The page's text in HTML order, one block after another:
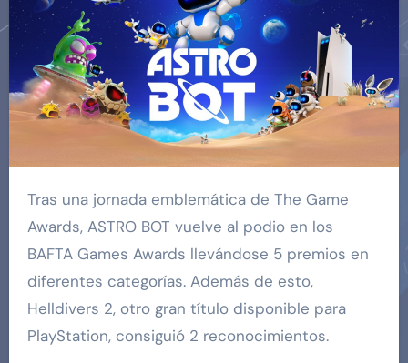
Tras una jornada emblemática de The Game
Awards, ASTRO BOT vuelve al podio en los
BAFTA Games Awards llevándose 5 premios en
diferentes categorías. Además de esto,
Helldivers 2, otro gran título disponible para
PlayStation, consiguió 2 reconocimientos.